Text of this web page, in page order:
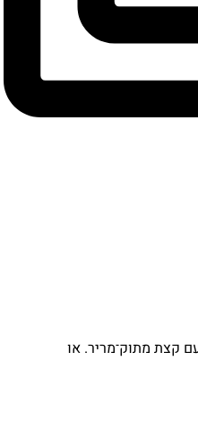
מתוק־מריר. או